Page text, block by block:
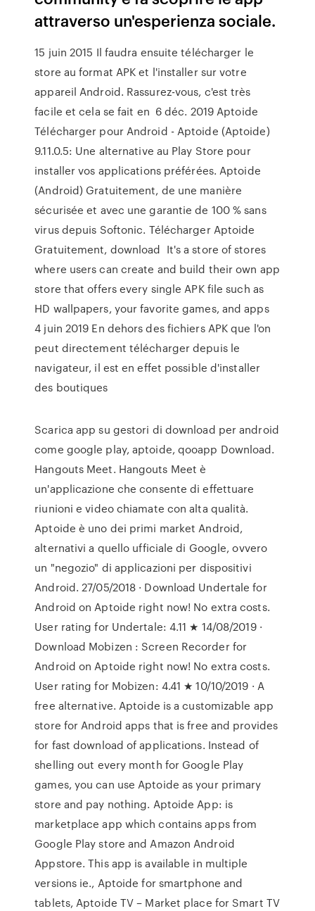
attraverso un'esperienza sociale.
15 juin 2015 Il faudra ensuite télécharger le
store au format APK et l'installer sur votre
appareil Android. Rassurez-vous, c'est très
facile et cela se fait en 6 déc. 2019 Aptoide
Télécharger pour Android - Aptoide (Aptoide)
9.11.0.5: Une alternative au Play Store pour
installer vos applications préférées. Aptoide
(Android) Gratuitement, de une manière
sécurisée et avec une garantie de 100 % sans
virus depuis Softonic. Télécharger Aptoide
Gratuitement, download It's a store of stores
where users can create and build their own app
store that offers every single APK file such as
HD wallpapers, your favorite games, and apps
4 juin 2019 En dehors des fichiers APK que l'on
peut directement télécharger depuis le
navigateur, il est en effet possible d'installer
des boutiques
Scarica app su gestori di download per android
come google play, aptoide, qooapp Download.
Hangouts Meet. Hangouts Meet è
un'applicazione che consente di effettuare
riunioni e video chiamate con alta qualità.
Aptoide è uno dei primi market Android,
alternativi a quello ufficiale di Google, ovvero
un "negozio" di applicazioni per dispositivi
Android. 27/05/2018 · Download Undertale for
Android on Aptoide right now! No extra costs.
User rating for Undertale: 4.11 ★ 14/08/2019 ·
Download Mobizen : Screen Recorder for
Android on Aptoide right now! No extra costs.
User rating for Mobizen: 4.41 ★ 10/10/2019 · A
free alternative. Aptoide is a customizable app
store for Android apps that is free and provides
for fast download of applications. Instead of
shelling out every month for Google Play
games, you can use Aptoide as your primary
store and pay nothing. Aptoide App: is
marketplace app which contains apps from
Google Play store and Amazon Android
Appstore. This app is available in multiple
versions ie., Aptoide for smartphone and
tablets, Aptoide TV – Market place for Smart TV